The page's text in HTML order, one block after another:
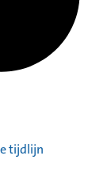
tijdlijn